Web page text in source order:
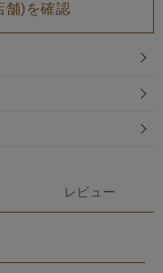
舗)を確認
レビュー